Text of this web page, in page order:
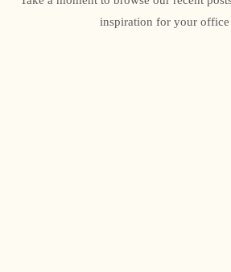
inspiration for your office